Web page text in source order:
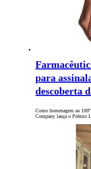
para
descoberta
Como homenagem ao
Company lança o Prémio